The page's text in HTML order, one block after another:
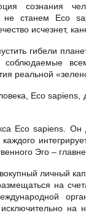
сознания
станем Eco
исчезнет,
гибели
соблюдаемые
реальной
Eco
Eco sapiens.
Эго –
личный
на
на